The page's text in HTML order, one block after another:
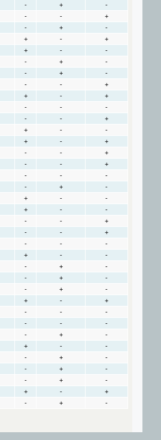
- +
-
- -
+
- +
-
+ -
+
+ -
-
- +
-
- +
-
- -
+
+ -
+
- -
-
- -
+
+ -
-
+ -
+
- -
+
- -
+
- -
-
- +
-
+ -
-
+ -
-
- -
+
- -
+
- -
-
+ -
-
- +
-
- +
-
- +
-
+ -
+
- -
-
- -
-
- +
-
+ -
-
- +
-
- +
-
- +
-
+ -
+
- + -